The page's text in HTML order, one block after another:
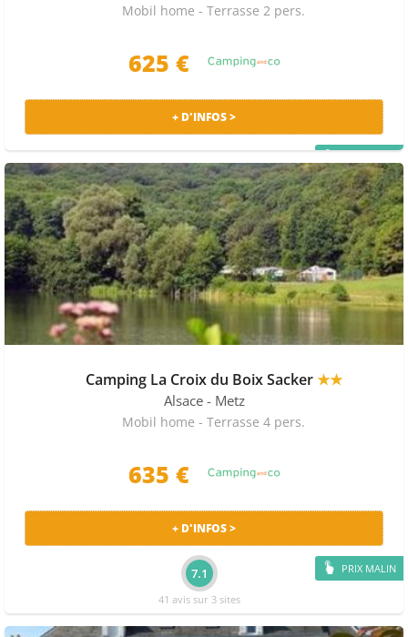
Mobil home - Terrasse 2 pers.
625 €
+ D'INFOS >
Camping La Croix du Boix Sacker★★
Alsace - Metz
Mobil home - Terrasse 4 pers.
635 €
PRIX MALIN
+ D'INFOS >
7.1
41 avis sur 3 sites